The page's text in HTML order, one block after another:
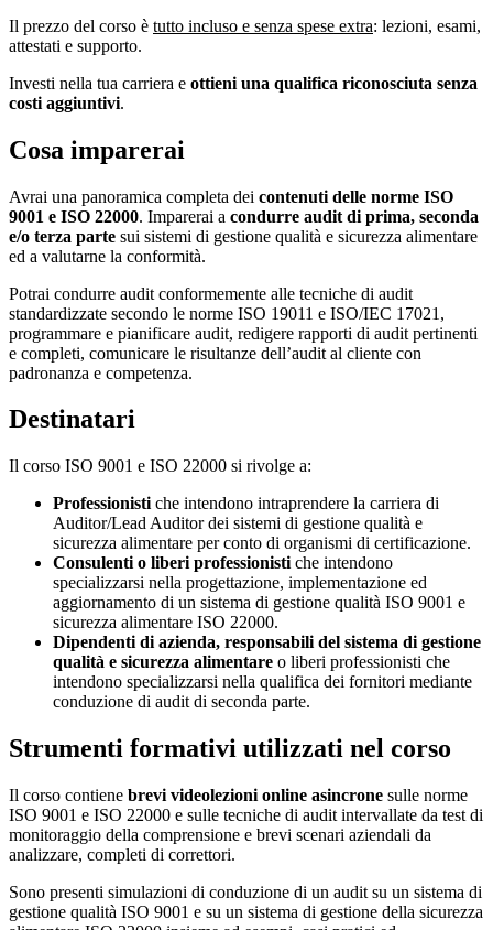
Il prezzo del corso è tutto incluso e senza spese extra: lezioni, esami,
attestati e supporto.
Investi nella tua carriera e ottieni una qualifica riconosciuta senza
costi aggiuntivi.
Cosa imparerai
Avrai una panoramica completa dei contenuti delle norme ISO
9001 e ISO 22000. Imparerai a condurre audit di prima, seconda
e/o terza parte sui sistemi di gestione qualità e sicurezza alimentare
ed a valutarne la conformità.
Potrai condurre audit conformemente alle tecniche di audit
standardizzate secondo le norme ISO 19011 e ISO/IEC 17021,
programmare e pianificare audit, redigere rapporti di audit pertinenti
e completi, comunicare le risultanze dell’audit al cliente con
padronanza e competenza.
Destinatari
Il corso ISO 9001 e ISO 22000 si rivolge a:
Professionisti che intendono intraprendere la carriera di
Auditor/Lead Auditor dei sistemi di gestione qualità e
sicurezza alimentare per conto di organismi di certificazione.
Consulenti o liberi professionisti che intendono
specializzarsi nella progettazione, implementazione ed
aggiornamento di un sistema di gestione qualità ISO 9001 e
sicurezza alimentare ISO 22000.
Dipendenti di azienda, responsabili del sistema di gestione
qualità e sicurezza alimentare o liberi professionisti che
intendono specializzarsi nella qualifica dei fornitori mediante
conduzione di audit di seconda parte.
Strumenti formativi utilizzati nel corso
Il corso contiene brevi videolezioni online asincrone sulle norme
ISO 9001 e ISO 22000 e sulle tecniche di audit intervallate da test di
monitoraggio della comprensione e brevi scenari aziendali da
analizzare, completi di correttori.
Sono presenti simulazioni di conduzione di un audit su un sistema di
gestione qualità ISO 9001 e su un sistema di gestione della sicurezza